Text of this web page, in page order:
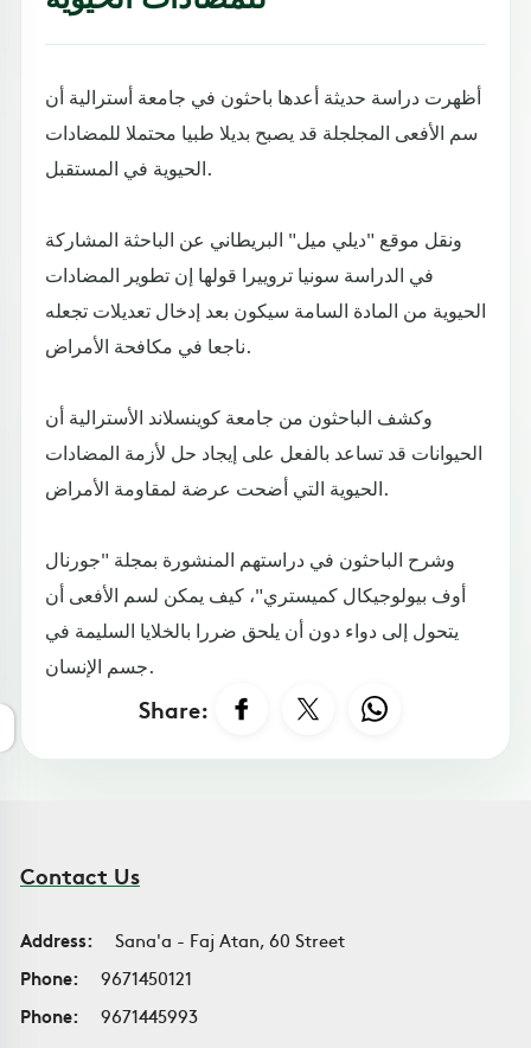
أظهرت دراسة حديثة أعدها باحثون في جامعة أسترالية أن
سم الأفعى المجلجلة قد يصبح بديلا طبيا محتملا للمضادات
الحيوية في المستقبل.
ونقل موقع "ديلي ميل" البريطاني عن الباحثة المشاركة
في الدراسة سونيا تروييرا قولها إن تطوير المضادات
الحيوية من المادة السامة سيكون بعد إدخال تعديلات تجعله
ناجعا في مكافحة الأمراض.
وكشف الباحثون من جامعة كوينسلاند الأسترالية أن
الحيوانات قد تساعد بالفعل على إيجاد حل لأزمة المضادات
الحيوية التي أضحت عرضة لمقاومة الأمراض.
وشرح الباحثون في دراستهم المنشورة بمجلة "جورنال
أوف بيولوجيكال كميستري"، كيف يمكن لسم الأفعى أن
يتحول إلى دواء دون أن يلحق ضررا بالخلايا السليمة في
جسم الإنسان.
Share:
Contact Us
Address:
Sana'a - Faj Atan, 60 Street
Phone:
9671450121
Phone:
9671445993